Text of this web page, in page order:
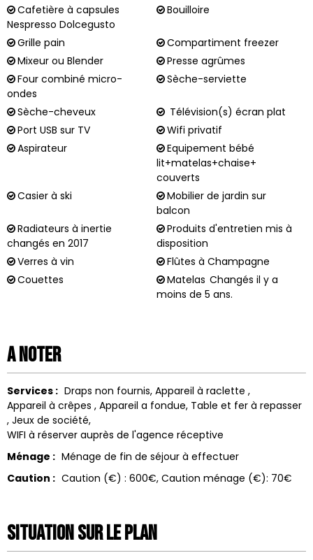
Cafetière à capsules
Nespresso Dolcegusto
Bouilloire
Grille pain
Compartiment freezer
Mixeur ou Blender
Presse agrûmes
Four combiné micro-
ondes
Sèche-serviette
Sèche-cheveux
Télévision(s) écran plat
Port USB sur TV
Wifi privatif
Aspirateur
Equipement bébé
lit+matelas+chaise+
couverts
Casier à ski
Mobilier de jardin sur
balcon
Radiateurs à inertie
changés en 2017
Produits d'entretien mis à
disposition
Verres à vin
Flûtes à Champagne
Couettes
Matelas Changés il y a
moins de 5 ans.
A noter
Services : Draps non fournis Appareil à raclette
Appareil à crêpes
Appareil a fondue Table et fer à repasser
Jeux de société
WIFI à réserver auprès de l'agence réceptive
Ménage : Ménage de fin de séjour à effectuer
Caution : Caution (€) : 600€ Caution ménage (€): 70€
Situation sur le Plan